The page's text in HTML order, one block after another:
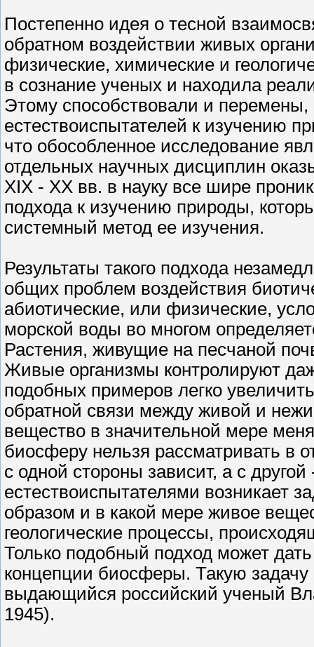
Постепенно идея о тесной
обратном воздействии живых
физические, химические и
в сознание ученых и находила
Этому способствовали и
естествоиспытателей к изучению
что обособленное исследование
отдельных научных дисциплин
ХIХ - ХХ вв. в науку все шире
подхода к изучению природы,
системный метод ее изучения.
Результаты такого подхода
общих проблем воздействия
абиотические, или физические,
морской воды во многом
Растения, живущие на песчаной
Живые организмы контролируют
подобных примеров легко
обратной связи между живой и
вещество в значительной мере
биосферу нельзя рассматривать в
с одной стороны зависит, а с
естествоиспытателями возникает
образом и в какой мере живое
геологические процессы,
Только подобный подход может
концепции биосферы. Такую задачу
выдающийся российский ученый
1945).